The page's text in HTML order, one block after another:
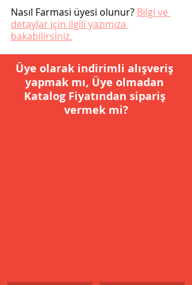
Nasıl Farmasi üyesi olunur? Bilgi ve
detaylar için ilgili yazımıza
bakabilirsiniz.
Üye olarak indirimli alışveriş
yapmak mı, Üye olmadan
Katalog Fiyatından sipariş
vermek mi?